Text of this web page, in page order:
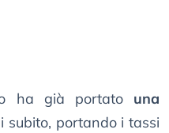
ha già portato una
subito, portando i tassi